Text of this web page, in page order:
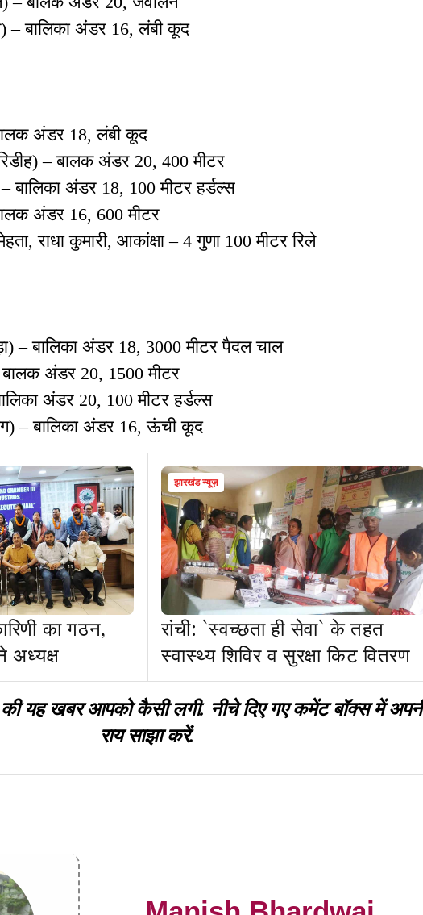
– बालिका अंडर 16, लंबी कूद
अंडर 18, लंबी कूद
– बालक अंडर 20, 400 मीटर
बालिका अंडर 18, 100 मीटर हर्डल्स
अंडर 16, 600 मीटर
राधा कुमारी, आकांक्षा – 4 गुणा 100 मीटर रिले
– बालिका अंडर 18, 3000 मीटर पैदल चाल
बालक अंडर 20, 1500 मीटर
अंडर 20, 100 मीटर हर्डल्स
– बालिका अंडर 16, ऊंची कूद
का गठन,
अध्यक्ष
झारखंड न्यूज़
रांची: `स्वच्छता ही सेवा` के तहत
स्वास्थ्य शिविर व सुरक्षा किट वितरण
यह खबर आपको कैसी लगी. नीचे दिए गए कमेंट बॉक्स में
राय साझा करें.